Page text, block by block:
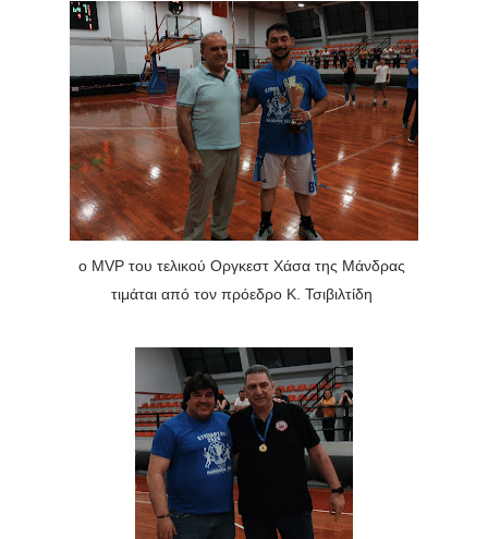
ο MVP του τελικού Οργκεστ Χάσα της Μάνδρας
τιμάται από τον πρόεδρο Κ. Τσιβιλτίδη